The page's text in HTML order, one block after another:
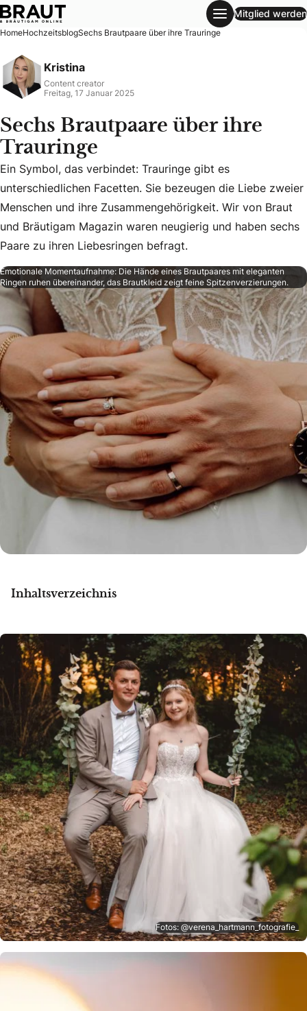
Sechs Brautpaare über ihre Trauringe
Mitglied werden
HomeHochzeitsblogSechs Brautpaare über ihre Trauringe
Kristina
Content creator
Freitag, 17 Januar 2025
Sechs Brautpaare über ihre
Trauringe
Ein Symbol, das verbindet: Trauringe gibt es
Ein Symbol, das verbindet: Trauringe gibt es
unterschiedlichen Facetten. Sie bezeugen die Liebe zweier
Menschen und ihre Zusammengehörigkeit. Wir von Braut
und Bräutigam Magazin waren neugierig und haben sechs
Paare zu ihren Liebesringen befragt.
Emotionale Momentaufnahme: Die Hände eines Brautpaares mit eleganten
Ringen ruhen übereinander, das Brautkleid zeigt feine Spitzenverzierungen.
Inhaltsverzeichnis
Fotos: @verena_hartmann_fotografie_